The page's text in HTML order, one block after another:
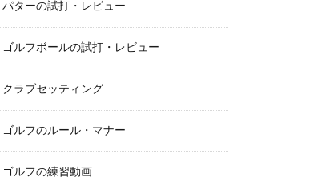
パターの試打・レビュー
ゴルフボールの試打・レビュー
クラブセッティング
ゴルフのルール・マナー
ゴルフの練習動画